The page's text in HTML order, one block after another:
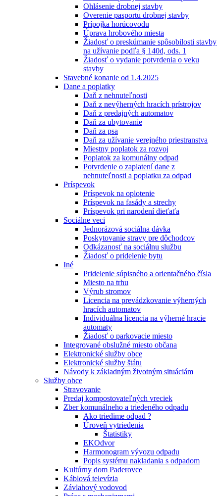
Ohlásenie drobnej stavby
Overenie pasportu drobnej stavby
Prípojka horúcovodu
Úprava hrobového miesta
Žiadosť o preskúmanie spôsobilosti stavby
na užívanie podľa § 140d, ods. 1
Žiadosť o vydanie potvrdenia o veku
stavby
Stavebné konanie od 1.4.2025
Dane a poplatky
Daň z nehnuteľnosti
Daň z nevýherných hracích prístrojov
Daň z predajných automatov
Daň za ubytovanie
Daň za psa
Daň za užívanie verejného priestranstva
Miestny poplatok za rozvoj
Poplatok za komunálny odpad
Potvrdenie o zaplatení dane z
nehnuteľnosti a poplatku za odpad
Príspevok
Príspevok na oplotenie
Príspevok na fasády a strechy
Príspevok pri narodení dieťaťa
Sociálne veci
Jednorázová sociálna dávka
Poskytovanie stravy pre dôchodcov
Odkázanosť na sociálnu službu
Žiadosť o pridelenie bytu
Iné
Pridelenie súpisného a orientačného čísla
Miesto na trhu
Výrub stromov
Licencia na prevádzkovanie výherných
hracích automatov
Individuálna licencia na výherné hracie
automaty
Žiadosť o parkovacie miesto
Integrované obslužné miesto občana
Elektronické služby obce
Elektronické služby štátu
Návody k základným životným situáciám
Služby obce
Stravovanie
Predaj kompostovateľných vreciek
Zber komunálneho a triedeného odpadu
Ako triedime odpad ?
Úroveň vytriedenia
Štatistiky
EKOdvor
Harmonogram vývozu odpadu
Popis systému nakladania s odpadom
Kultúrny dom Paderovce
Káblová televízia
Závlahový vodovod